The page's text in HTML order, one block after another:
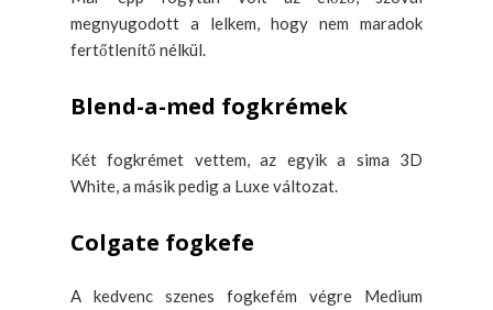
megnyugodott a lelkem, hogy nem maradok
fertőtlenítő nélkül.
Blend-a-med fogkrémek
Két fogkrémet vettem, az egyik a sima 3D
White, a másik pedig a Luxe változat.
Colgate fogkefe
A kedvenc szenes fogkefém végre Medium